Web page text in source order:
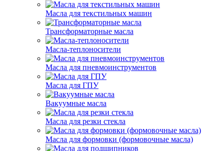
Масла для текстильных машин
Трансформаторные масла
Масла-теплоносители
Масла для пневмоинструментов
Масла для ГПУ
Вакуумные масла
Масла для резки стекла
Масла для формовки (формовочные масла)